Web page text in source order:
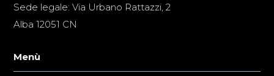
Sede legale: Via Urbano Rattazzi, 2
Alba 12051 CN
Menù